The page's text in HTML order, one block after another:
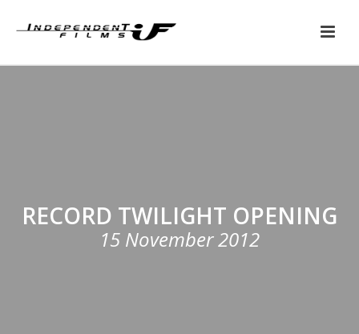
RECORD TWILIGHT OPENING
15 November 2012